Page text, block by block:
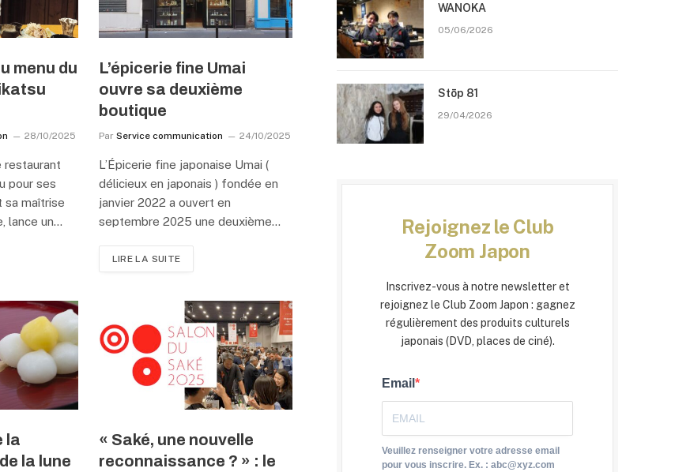
menu du
28/10/2025
restaurant
pour ses
sa maîtrise
lance un…
L’épicerie fine Umai
ouvre sa deuxième
boutique
Par Service communication 24/10/2025
L’Épicerie fine japonaise Umai (
délicieux en japonais ) fondée en
janvier 2022 a ouvert en
septembre 2025 une deuxième…
LIRE LA SUITE
la
la lune
« Saké, une nouvelle
reconnaissance ? » : le
WANOKA
05/06/2026
Stōp 81
29/04/2026
Rejoignez le Club
Zoom Japon
Inscrivez-vous à notre newsletter et
rejoignez le Club Zoom Japon : gagnez
régulièrement des produits culturels
japonais (DVD, places de ciné).
Email
Veuillez renseigner votre adresse email
pour vous inscrire. Ex. : abc@xyz.com